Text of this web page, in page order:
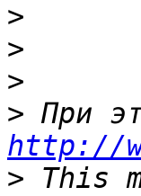
>
>
>
>
http://
> This